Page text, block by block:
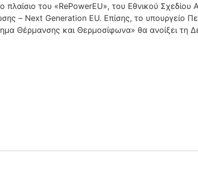
του «RePowerEU», του Εθνικού Σχεδίου
– Next Generation EU. Επίσης, το υπουργείο
Θέρμανσης και Θερμοσίφωνα» θα ανοίξει τη